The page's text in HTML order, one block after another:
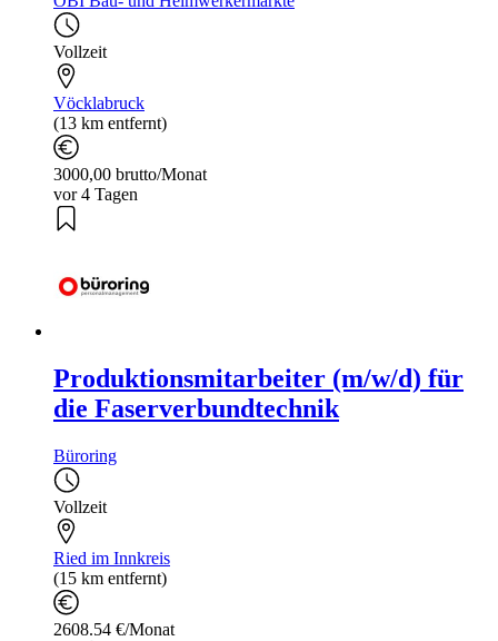
Vollzeit
Vöcklabruck
(13 km entfernt)
3000,00 brutto/Monat
vor 4 Tagen
Produktionsmitarbeiter (m/w/d) für
die Faserverbundtechnik
Büroring
Vollzeit
Ried im Innkreis
(15 km entfernt)
2608.54 €/Monat